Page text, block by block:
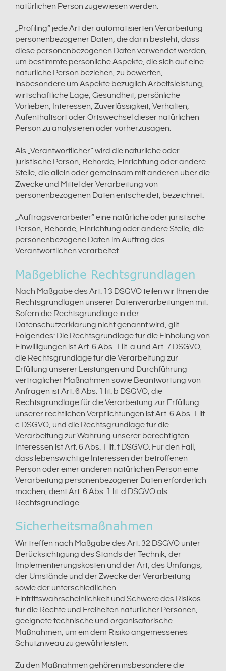
natürlichen Person zugewiesen werden.
„Profiling“ jede Art der automatisierten Verarbeitung
personenbezogener Daten, die darin besteht, dass
diese personenbezogenen Daten verwendet werden,
um bestimmte persönliche Aspekte, die sich auf eine
natürliche Person beziehen, zu bewerten,
insbesondere um Aspekte bezüglich Arbeitsleistung,
wirtschaftliche Lage, Gesundheit, persönliche
Vorlieben, Interessen, Zuverlässigkeit, Verhalten,
Aufenthaltsort oder Ortswechsel dieser natürlichen
Person zu analysieren oder vorherzusagen.
Als „Verantwortlicher“ wird die natürliche oder
juristische Person, Behörde, Einrichtung oder andere
Stelle, die allein oder gemeinsam mit anderen über die
Zwecke und Mittel der Verarbeitung von
personenbezogenen Daten entscheidet, bezeichnet.
„Auftragsverarbeiter“ eine natürliche oder juristische
Person, Behörde, Einrichtung oder andere Stelle, die
personenbezogene Daten im Auftrag des
Verantwortlichen verarbeitet.
Maßgebliche Rechtsgrundlagen
Nach Maßgabe des Art. 13 DSGVO teilen wir Ihnen die
Rechtsgrundlagen unserer Datenverarbeitungen mit.
Sofern die Rechtsgrundlage in der
Datenschutzerklärung nicht genannt wird, gilt
Folgendes: Die Rechtsgrundlage für die Einholung von
Einwilligungen ist Art. 6 Abs. 1 lit. a und Art. 7 DSGVO,
die Rechtsgrundlage für die Verarbeitung zur
Erfüllung unserer Leistungen und Durchführung
vertraglicher Maßnahmen sowie Beantwortung von
Anfragen ist Art. 6 Abs. 1 lit. b DSGVO, die
Rechtsgrundlage für die Verarbeitung zur Erfüllung
unserer rechtlichen Verpflichtungen ist Art. 6 Abs. 1 lit.
c DSGVO, und die Rechtsgrundlage für die
Verarbeitung zur Wahrung unserer berechtigten
Interessen ist Art. 6 Abs. 1 lit. f DSGVO. Für den Fall,
dass lebenswichtige Interessen der betroffenen
Person oder einer anderen natürlichen Person eine
Verarbeitung personenbezogener Daten erforderlich
machen, dient Art. 6 Abs. 1 lit. d DSGVO als
Rechtsgrundlage.
Sicherheitsmaßnahmen
Wir treffen nach Maßgabe des Art. 32 DSGVO unter
Berücksichtigung des Stands der Technik, der
Implementierungskosten und der Art, des Umfangs,
der Umstände und der Zwecke der Verarbeitung
sowie der unterschiedlichen
Eintrittswahrscheinlichkeit und Schwere des Risikos
für die Rechte und Freiheiten natürlicher Personen,
geeignete technische und organisatorische
Maßnahmen, um ein dem Risiko angemessenes
Schutzniveau zu gewährleisten.
Zu den Maßnahmen gehören insbesondere die